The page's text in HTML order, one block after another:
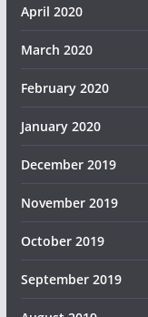
April 2020
March 2020
February 2020
January 2020
December 2019
November 2019
October 2019
September 2019